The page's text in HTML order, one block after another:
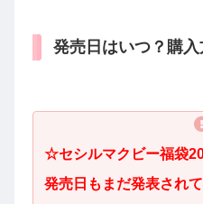
発売日はいつ？購入
☆セシルマクビー福袋
発売日も まだ発表され